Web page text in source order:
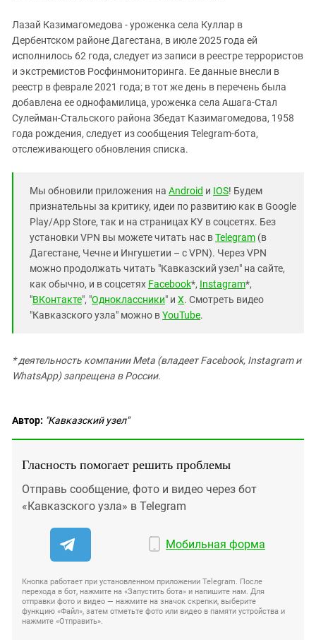
Лазай Казимагомедова - уроженка села Куллар в
Дербентском районе Дагестана, в июле 2025 года ей
исполнилось 62 года, следует из записи в реестре террористов
и экстремистов Росфинмониторинга. Ее данные внесли в
реестр в феврале 2021 года; в тот же день в перечень была
добавлена ее однофамилица, уроженка села Ашага-Стал
Сулейман-Стальского района Збедат Казимагомедова, 1958
года рождения, следует из сообщения Telegram-бота,
отслеживающего обновления списка.
Мы обновили приложения на Android и IOS! Будем
признательны за критику, идеи по развитию как в Google
Play/App Store, так и на страницах КУ в соцсетях. Без
установки VPN вы можете читать нас вTelegram (в
Дагестане, Чечне и Ингушетии – с VPN). Через VPN
можно продолжать читать "Кавказский узел" на сайте,
как обычно, и в соцсетях Facebook*, Instagram*,
"ВКонтакте", "Одноклассники" и X. Смотреть видео
"Кавказского узла" можно вYouTube.
* деятельность компании Meta (владеет Facebook, Instagram и
WhatsApp) запрещена в России.
Автор: "Кавказский узел"
Гласность помогает решить проблемы
Отправь сообщение, фото и видео через бот
«Кавказского узла» в Telegram
Мобильная форма
Кнопка работает при установленном приложении Telegram. После
перехода в бот, нажмите на «Запустить бота» и напишите нам. Для
отправки фото и видео — нажмите на значок скрепки, выберите
функцию «Файл», затем отметьте фото или видео в памяти устройства и
нажмите «Отправить».